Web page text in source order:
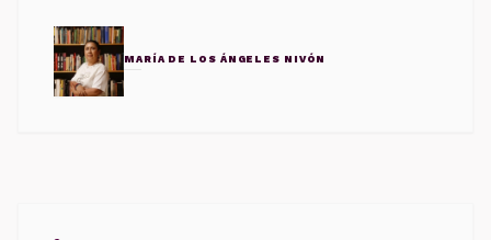
MARÍA DE LOS ÁNGELES NIVÓN